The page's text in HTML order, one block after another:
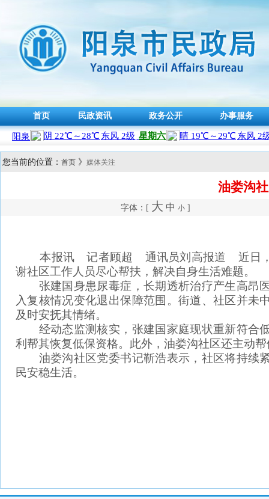
首页 民政资讯 政务公开 办事服务
您当前的位置： 首页 》 媒体关注
油娄沟
字体：[ 大 中 小 ]
本报讯 记者顾超 通讯员刘高报道 近日，城
谢社区工作人员尽心帮扶，解决自身生活难题。
张建国身患尿毒症，长期透析治疗产生高昂
入复核情况变化退出保障范围。街道、社区并未
及时安抚其情绪。
经动态监测核实，张建国家庭现状重新符合
利帮其恢复低保资格。此外，油娄沟社区还主动
油娄沟社区党委书记靳浩表示，社区将持续
民安稳生活。